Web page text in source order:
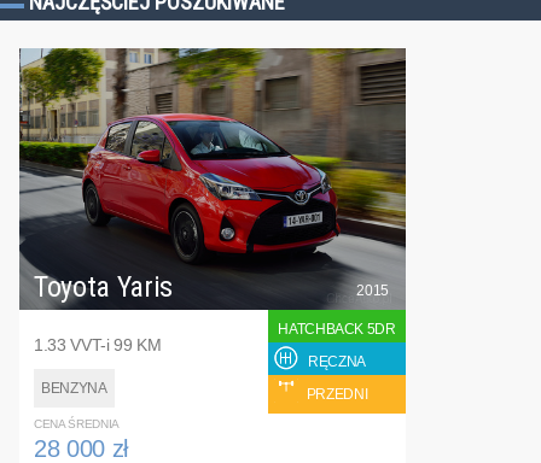
Toyota Yaris
1.33 VVT-i 99 KM
BENZYNA
2015
HATCHBACK 5DR
RĘCZNA
PRZEDNI
CENA ŚREDNIA
28 000 zł